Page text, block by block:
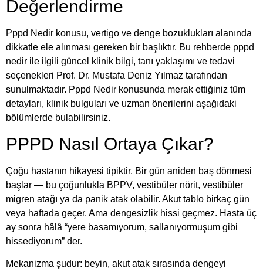
Değerlendirme
Pppd Nedir konusu, vertigo ve denge bozuklukları alanında
dikkatle ele alınması gereken bir başlıktır. Bu rehberde pppd
nedir ile ilgili güncel klinik bilgi, tanı yaklaşımı ve tedavi
seçenekleri Prof. Dr. Mustafa Deniz Yılmaz tarafından
sunulmaktadır. Pppd Nedir konusunda merak ettiğiniz tüm
detayları, klinik bulguları ve uzman önerilerini aşağıdaki
bölümlerde bulabilirsiniz.
PPPD Nasıl Ortaya Çıkar?
Çoğu hastanın hikayesi tipiktir. Bir gün aniden baş dönmesi
başlar — bu çoğunlukla BPPV, vestibüler nörit, vestibüler
migren atağı ya da panik atak olabilir. Akut tablo birkaç gün
veya haftada geçer. Ama dengesizlik hissi geçmez. Hasta üç
ay sonra hâlâ “yere basamıyorum, sallanıyormuşum gibi
hissediyorum” der.
Mekanizma şudur: beyin, akut atak sırasında dengeyi